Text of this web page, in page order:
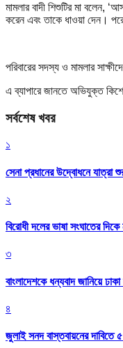
মামলার বাদী শিশুটির মা বলেন,
করেন এবং তাকে ধাওয়া দেন।
পরিবারের সদস্য ও মামলার
এ ব্যাপারে জানতে অভিযুক্ত
সর্বশেষ খবর
১
সেনা প্রধানের উদ্বোধনে যাত্রা
২
বিরোধী দলের ভাষা সংঘাতের
৩
বাংলাদেশকে ধন্যবাদ জানিয়ে
৪
জুলাই সনদ বাস্তবায়নের দাবিতে